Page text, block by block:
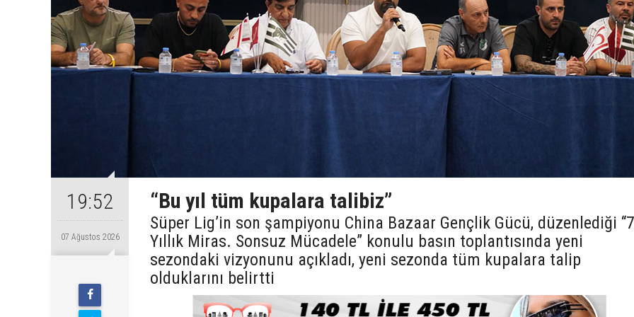
19:52
07 Ağustos 2026
“Bu yıl tüm kupalara talibiz”
Süper Lig’in son şampiyonu China Bazaar Gençlik Gücü, düzenlediği
Yıllık Miras. Sonsuz Mücadele” konulu basın toplantısında yeni
sezondaki vizyonunu açıkladı, yeni sezonda tüm kupalara talip
olduklarını belirtti